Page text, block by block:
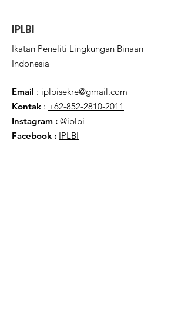
IPLBI
Ikatan Peneliti Lingkungan Binaan
Indonesia
Email : iplbisekre@gmail.com
Kontak : +62-852-2810-2011
Instagram : @iplbi
Facebook : IPLBI